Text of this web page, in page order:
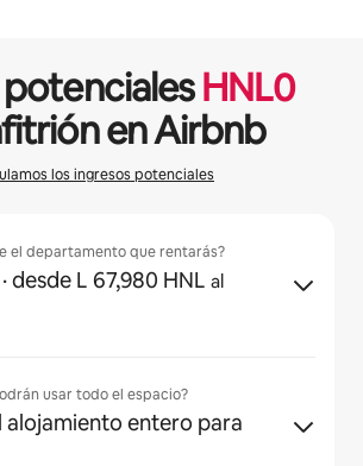
HNL0
en Airbnb
los ingresos potenciales
el departamento que rentarás?
· desde L 67,980 HNL al
usar todo el espacio?
alojamiento entero para